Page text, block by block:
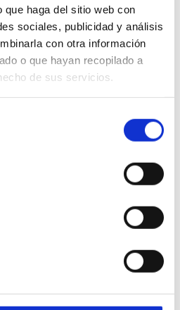
haga del sitio web con
sociales, publicidad y análisis
con otra información
o que hayan recopilado a
de sus servicios.
construcción
y Hamburgo prestan
estas regiones. La
cargadoras sobre ruedas y
y consejos sobre el
baumaschinen-in-
marktpreise-tipps
necesita
maquinaria de